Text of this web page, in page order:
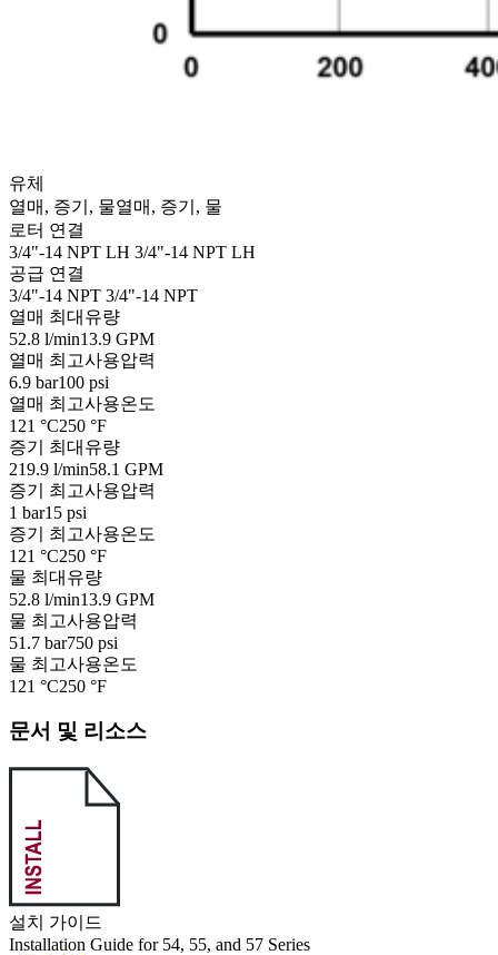
유체
열매, 증기, 물열매, 증기, 물
로터 연결
3/4"-14 NPT LH 3/4"-14 NPT LH
공급 연결
3/4"-14 NPT 3/4"-14 NPT
열매 최대유량
52.8 l/min13.9 GPM
열매 최고사용압력
6.9 bar100 psi
열매 최고사용온도
121 °C250 °F
증기 최대유량
219.9 l/min58.1 GPM
증기 최고사용압력
1 bar15 psi
증기 최고사용온도
121 °C250 °F
물 최대유량
52.8 l/min13.9 GPM
물 최고사용압력
51.7 bar750 psi
물 최고사용온도
121 °C250 °F
문서 및 리소스
설치 가이드
Installation Guide for 54, 55, and 57 Series